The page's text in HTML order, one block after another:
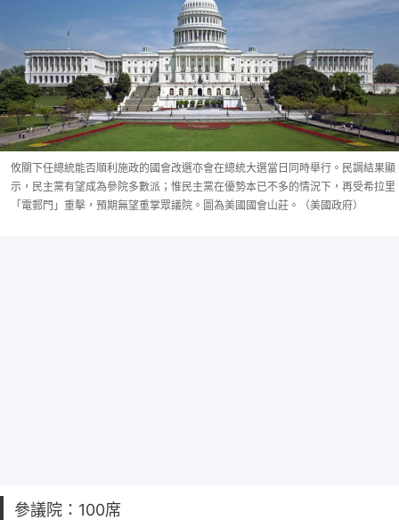
攸關下任總統能否順利施政的國會改選亦會在總統大選當日同時舉行。民調結果顯
示，民主黨有望成為參院多數派；惟民主黨在優勢本已不多的情況下，再受希拉里
「電郵門」重擊，預期無望重掌眾議院。圖為美國國會山莊。（美國政府）
參議院：100席